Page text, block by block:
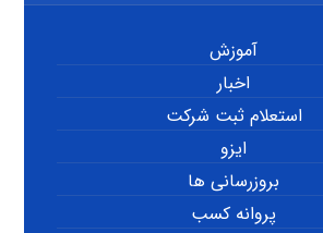
آموزش
اخبار
استعلام ثبت شرکت
ایزو
بروزرسانی ها
پروانه کسب